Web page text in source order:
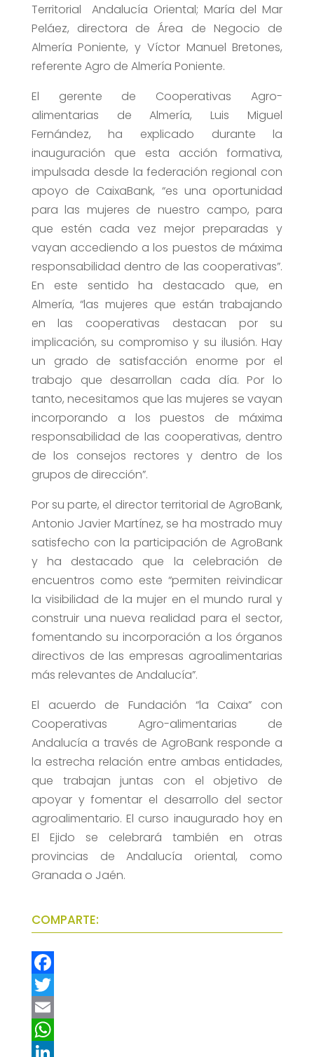
Territorial Andalucía Oriental; María del Mar
Peláez, directora de Área de Negocio de
Almería Poniente, y Víctor Manuel Bretones,
referente Agro de Almería Poniente.
El gerente de Cooperativas Agro-
alimentarias de Almería, Luis Miguel
Fernández, ha explicado durante la
inauguración que esta acción formativa,
impulsada desde la federación regional con
apoyo de CaixaBank, “es una oportunidad
para las mujeres de nuestro campo, para
que estén cada vez mejor preparadas y
vayan accediendo a los puestos de máxima
responsabilidad dentro de las cooperativas”.
En este sentido ha destacado que, en
Almería, “las mujeres que están trabajando
en las cooperativas destacan por su
implicación, su compromiso y su ilusión. Hay
un grado de satisfacción enorme por el
trabajo que desarrollan cada día. Por lo
tanto, necesitamos que las mujeres se vayan
incorporando a los puestos de máxima
responsabilidad de las cooperativas, dentro
de los consejos rectores y dentro de los
grupos de dirección”.
Por su parte, el director territorial de AgroBank,
Antonio Javier Martínez, se ha mostrado muy
satisfecho con la participación de AgroBank
y ha destacado que la celebración de
encuentros como este “permiten reivindicar
la visibilidad de la mujer en el mundo rural y
construir una nueva realidad para el sector,
fomentando su incorporación a los órganos
directivos de las empresas agroalimentarias
más relevantes de Andalucía”.
El acuerdo de Fundación “la Caixa” con
Cooperativas Agro-alimentarias de
Andalucía a través de AgroBank responde a
la estrecha relación entre ambas entidades,
que trabajan juntas con el objetivo de
apoyar y fomentar el desarrollo del sector
agroalimentario. El curso inaugurado hoy en
El Ejido se celebrará también en otras
provincias de Andalucía oriental, como
Granada o Jaén.
COMPARTE:
F
a
c
e
T
w
E
m
W